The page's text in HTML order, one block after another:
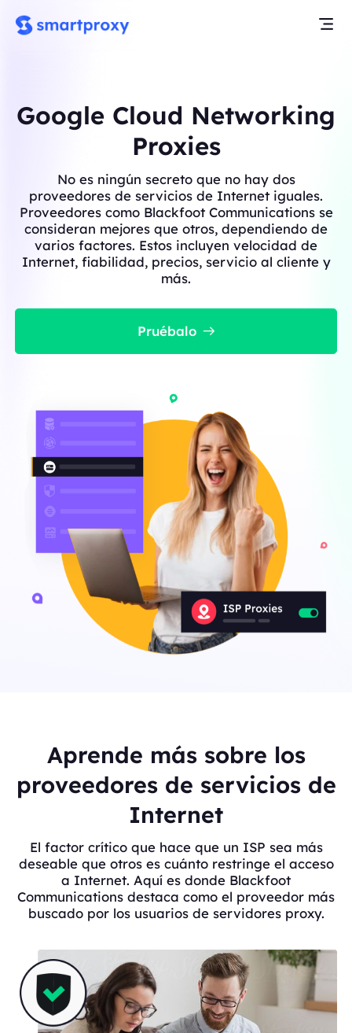
Google Cloud Networking
Proxies
No es ningún secreto que no hay dos
proveedores de servicios de Internet iguales.
Proveedores como Blackfoot Communications se
consideran mejores que otros, dependiendo de
varios factores. Estos incluyen velocidad de
Internet, fiabilidad, precios, servicio al cliente y
más.
Pruébalo
Aprende más sobre los
proveedores de servicios de
Internet
El factor crítico que hace que un ISP sea más
deseable que otros es cuánto restringe el acceso
a Internet. Aquí es donde Blackfoot
Communications destaca como el proveedor más
buscado por los usuarios de servidores proxy.